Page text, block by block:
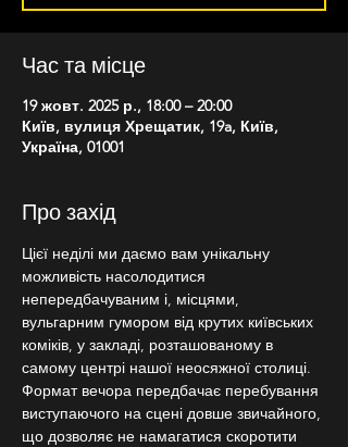
Час та місце
19 жовт. 2025 р., 18:00 – 20:00
Київ, вулиця Хрещатик, 19a, Київ,
Україна, 01001
Про захід
Цієї неділі ми даємо вам унікальну
можливість насолодитися
непередбачуваним і, місцями,
вульгарним гумором від крутих київських
коміків, у закладі, розташованому в
самому центрі нашої неосяжної столиці.
Формат вечора передбачає перебування
виступаючого на сцені довше звичайного,
що дозволяє не намагатися скоротити